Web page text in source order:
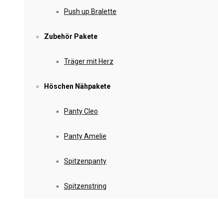
Push up Bralette
Zubehör Pakete
Träger mit Herz
Höschen Nähpakete
Panty Cleo
Panty Amelie
Spitzenpanty
Spitzenstring